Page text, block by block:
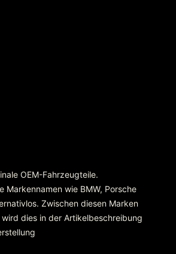
OEM-Fahrzeugteile.
Markennamen wie BMW, Porsche
Zwischen diesen Marken
dies in der Artikelbeschreibung